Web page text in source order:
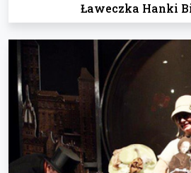
Ławeczka Hanki